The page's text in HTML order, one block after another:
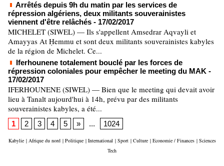
Arrêtés depuis 9h du matin par les services de
répression algériens, deux militants souverainistes
viennent d'être relâchés - 17/02/2017
MICHELET (SIWEL) — Ils s'appellent Amsedrar Aqvayli et
Amayyas At Ḥemmu et sont deux militants souverainistes kabyles
de la région de Michelet. Ce...
Iferhounene totalement bouclé par les forces de
répression coloniales pour empêcher le meeting du MAK -
17/02/2017
IFERHOUNENE (SIWEL) — Bien que le meeting qui devait avoir
lieu à Tanalt aujourd'hui à 14h, prévu par des militants
souverainistes kabyles, a été...
1 2 3 4 5 » ... 1024
Kabylie | Afrique du nord | Politique | International | Sport | Culture | Economie / Finances | Sciences
Tech